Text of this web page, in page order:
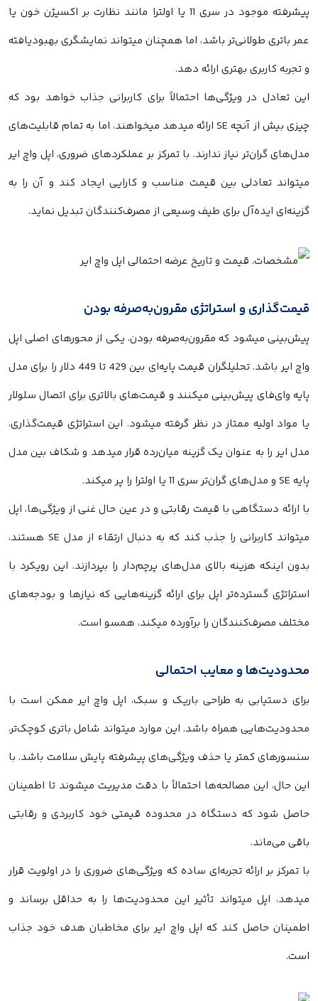
پیشرفته موجود در سری 11 یا اولترا مانند نظارت بر اکسیژن خون یا
عمر باتری طولانی‌تر باشد، اما همچنان میتواند نمایشگری بهبودیافته
و تجربه کاربری بهتری ارائه دهد.
این تعادل در ویژگی‌ها احتمالاً برای کاربرانی جذاب خواهد بود که
چیزی بیش از آنچه SE ارائه میدهد میخواهند، اما به تمام قابلیت‌های
مدل‌های گران‌تر نیاز ندارند. با تمرکز بر عملکردهای ضروری، اپل واچ ایر
میتواند تعادلی بین قیمت مناسب و کارایی ایجاد کند و آن را به
گزینه‌ای ایده‌آل برای طیف وسیعی از مصرف‌کنندگان تبدیل نماید.
قیمت‌گذاری و استراتژی مقرون‌به‌صرفه بودن
پیش‌بینی میشود که مقرون‌به‌صرفه بودن، یکی از محورهای اصلی اپل
واچ ایر باشد. تحلیلگران قیمت پایه‌ای بین 429 تا 449 دلار را برای مدل
پایه وای‌فای پیش‌بینی میکنند و قیمت‌های بالاتری برای اتصال سلولار
یا مواد اولیه ممتاز در نظر گرفته میشود. این استراتژی قیمت‌گذاری،
مدل ایر را به عنوان یک گزینه میان‌رده قرار میدهد و شکاف بین مدل
پایه SE و مدل‌های گران‌تر سری 11 یا اولترا را پر میکند.
با ارائه دستگاهی با قیمت رقابتی و در عین حال غنی از ویژگی‌ها، اپل
میتواند کاربرانی را جذب کند که به دنبال ارتقاء از مدل SE هستند،
بدون اینکه هزینه بالای مدل‌های پرچم‌دار را بپردازند. این رویکرد با
استراتژی گسترده‌تر اپل برای ارائه گزینه‌هایی که نیازها و بودجه‌های
مختلف مصرف‌کنندگان را برآورده میکند، همسو است.
محدودیت‌ها و معایب احتمالی
برای دستیابی به طراحی باریک و سبک، اپل واچ ایر ممکن است با
محدودیت‌هایی همراه باشد. این موارد میتواند شامل باتری کوچک‌تر،
سنسورهای کمتر یا حذف ویژگی‌های پیشرفته پایش سلامت باشد. با
این حال، این مصالحه‌ها احتمالاً با دقت مدیریت میشوند تا اطمینان
حاصل شود که دستگاه در محدوده قیمتی خود کاربردی و رقابتی
باقی می‌ماند.
با تمرکز بر ارائه تجربه‌ای ساده که ویژگی‌های ضروری را در اولویت قرار
میدهد، اپل میتواند تأثیر این محدودیت‌ها را به حداقل برساند و
اطمینان حاصل کند که اپل واچ ایر برای مخاطبان هدف خود جذاب
است.